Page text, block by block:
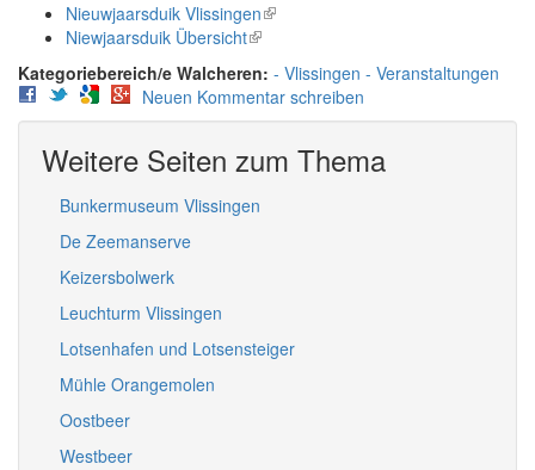
Nieuwjaarsduik Vlissingen(link
external)
Niewjaarsduik Übersicht(link
external)
Walcheren: Vlissingen
Veranstaltungen
Neuen Kommentar schreiben
Weitere Seiten zum Thema
Bunkermuseum Vlissingen
De Zeemanserve
Keizersbolwerk
Leuchturm Vlissingen
Lotsenhafen und Lotsensteiger
Mühle Orangemolen
Oostbeer
Westbeer